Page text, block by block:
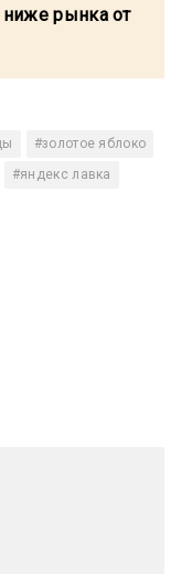
ниже рынка от
#золотое яблоко
#яндекс лавка